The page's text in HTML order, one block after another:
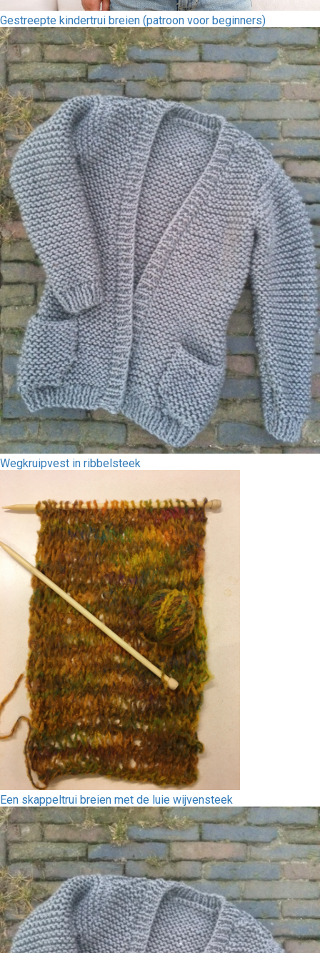
Gestreepte kindertrui breien (patroon voor beginners)
Wegkruipvest in ribbelsteek
Een skappeltrui breien met de luie wijvensteek